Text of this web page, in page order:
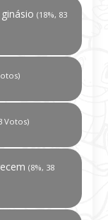
(18%, 83
Votos)
(8%, 38